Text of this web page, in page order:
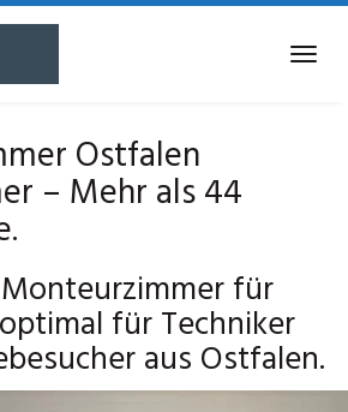
Ostfalen
– Mehr als 44
für
für Techniker
aus Ostfalen.